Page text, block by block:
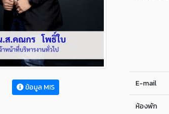
ข้อมูล MIS E-mail
ห้องพัก